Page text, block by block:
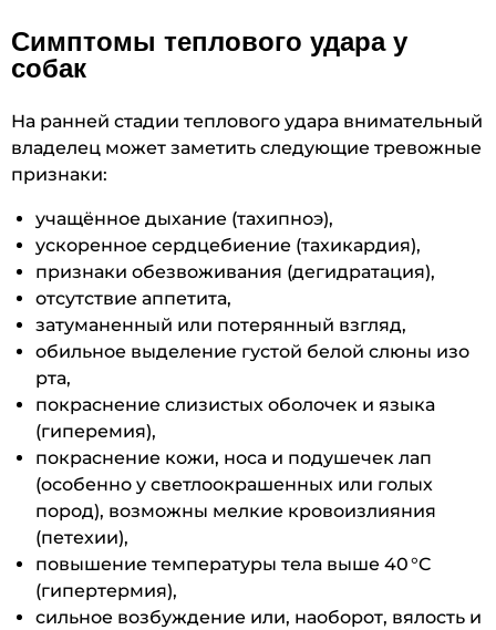
Симптомы теплового удара у
собак
На ранней стадии теплового удара внимательный
владелец может заметить следующие тревожные
признаки:
учащённое дыхание (тахипноэ),
ускоренное сердцебиение (тахикардия),
признаки обезвоживания (дегидратация),
отсутствие аппетита,
затуманенный или потерянный взгляд,
обильное выделение густой белой слюны изо
рта,
покраснение слизистых оболочек и языка
(гиперемия),
покраснение кожи, носа и подушечек лап
(особенно у светлоокрашенных или голых
пород), возможны мелкие кровоизлияния
(петехии),
повышение температуры тела выше 40 °C
(гипертермия),
сильное возбуждение или, наоборот, вялость и